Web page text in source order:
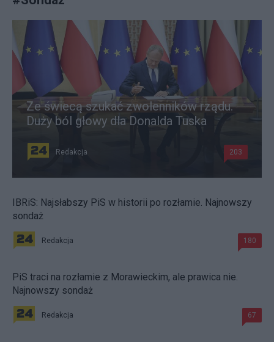
Ze świecą szukać zwolenników rządu.
Duży ból głowy dla Donalda Tuska
Redakcja 203
IBRiS: Najsłabszy PiS w historii po rozłamie. Najnowszy
sondaż
Redakcja 180
PiS traci na rozłamie z Morawieckim, ale prawica nie.
Najnowszy sondaż
Redakcja 67